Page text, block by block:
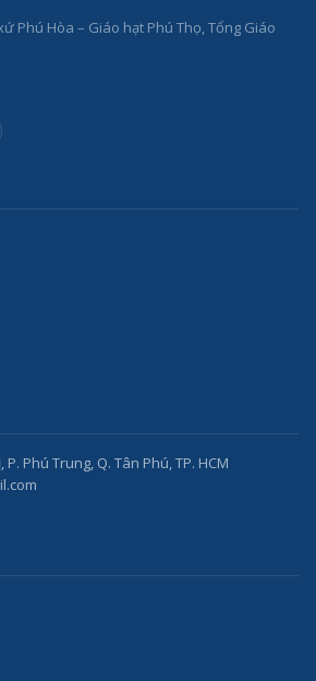
Phú Hòa – Giáo hạt Phú Thọ, Tổng Giáo
Phú Trung, Q. Tân Phú, TP. HCM